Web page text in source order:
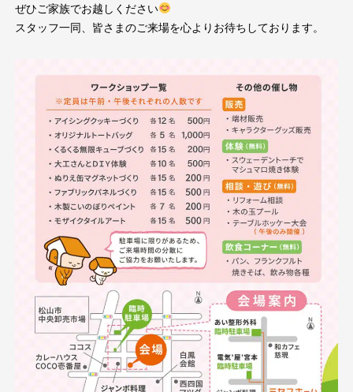
ぜひご家族でお越しください
スタッフ一同、皆さまのご来場を心よりお待ちしております。